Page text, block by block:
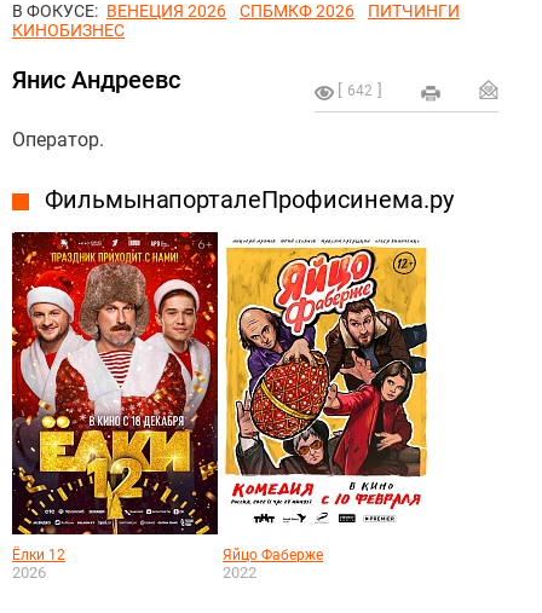
В ФОКУСЕ: ВЕНЕЦИЯ 2026 СПБМКФ 2026
ПИТЧИНГИ
КИНОБИЗНЕС
642
Янис Андреевс
Оператор.
Фильмы на портале Профисинема.ру
Ёлки 12
2026
Яйцо Фаберже
2022